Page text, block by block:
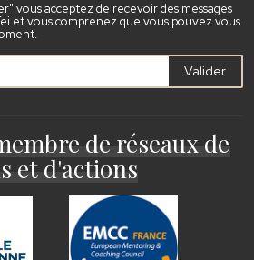
vous acceptez de recevoir des messages
et vous comprenez que vous pouvez vous
Valider
de réseaux de
et d'actions